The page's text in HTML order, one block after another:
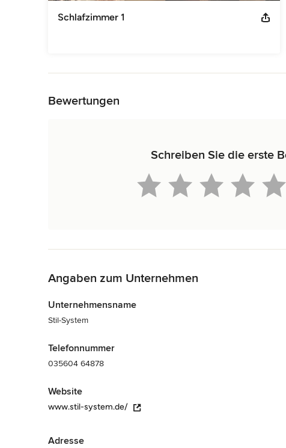
Schlafzimmer 1
Bewertungen
Schreiben Sie die erste
Angaben zum Unternehmen
Unternehmensname
Stil-System
Telefonnummer
035604 64878
Website
www.stil-system.de/
Adresse